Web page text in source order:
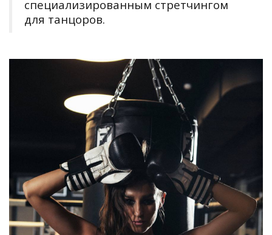
специализированным стретчингом
для танцоров.